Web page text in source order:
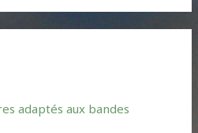
adaptés aux bandes